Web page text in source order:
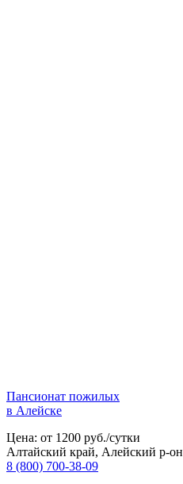
Пансионат пожилых
в Алейске
Цена: от 1200 руб./сутки
Алтайский край, Алейский р-он
8 (800) 700-38-09